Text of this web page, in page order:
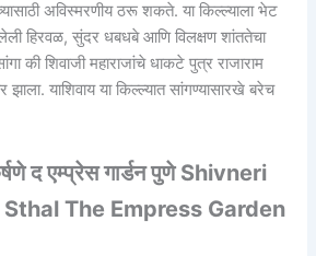
अविस्मरणीय ठरू शकते. या किल्ल्याला भेट
हिरवळ, सुंदर धबधबे आणि विलक्षण शांततेचा
की शिवाजी महाराजांचे धाकटे पुत्र राजाराम
झाला. याशिवाय या किल्ल्यात सांगण्यासारखे बरेच
द एम्प्रेस गार्डन पुणे Shivneri
The Empress Garden